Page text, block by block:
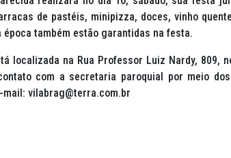
de pastéis, minipizza, doces, vinho
também estão garantidas na festa.
localizada na Rua Professor Luiz Nardy, 809,
com a secretaria paroquial por meio
mail: vilabrag@terra.com.br